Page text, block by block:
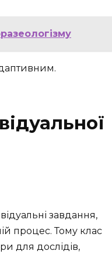
завдання,
процес. Тому клас
для дослідів,